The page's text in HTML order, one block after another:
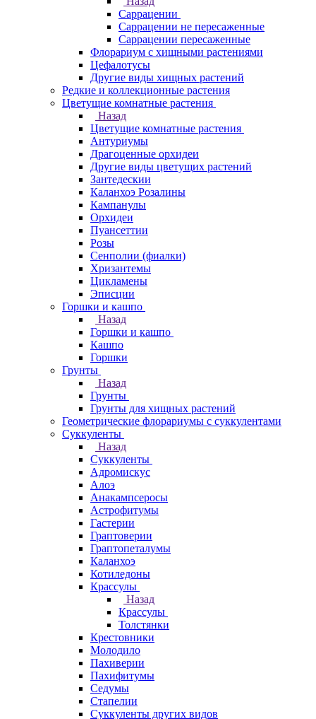
Саррацении
Саррацении не пересаженные
Саррацении пересаженные
Флорариум с хищными растениями
Цефалотусы
Другие виды хищных растений
Редкие и коллекционные растения
Цветущие комнатные растения
Назад
Цветущие комнатные растения
Антуриумы
Драгоценные орхидеи
Другие виды цветущих растений
Зантедескии
Каланхоэ Розалины
Кампанулы
Орхидеи
Пуансеттии
Розы
Сенполии (фиалки)
Хризантемы
Цикламены
Эписции
Горшки и кашпо
Назад
Горшки и кашпо
Кашпо
Горшки
Грунты
Назад
Грунты
Грунты для хищных растений
Геометрические флорариумы с суккулентами
Суккуленты
Назад
Суккуленты
Адромискус
Алоэ
Анакампсеросы
Астрофитумы
Гастерии
Граптоверии
Граптопеталумы
Каланхоэ
Котиледоны
Крассулы
Назад
Крассулы
Толстянки
Крестовники
Молодило
Пахиверии
Пахифитумы
Седумы
Стапелии
Суккуленты других видов